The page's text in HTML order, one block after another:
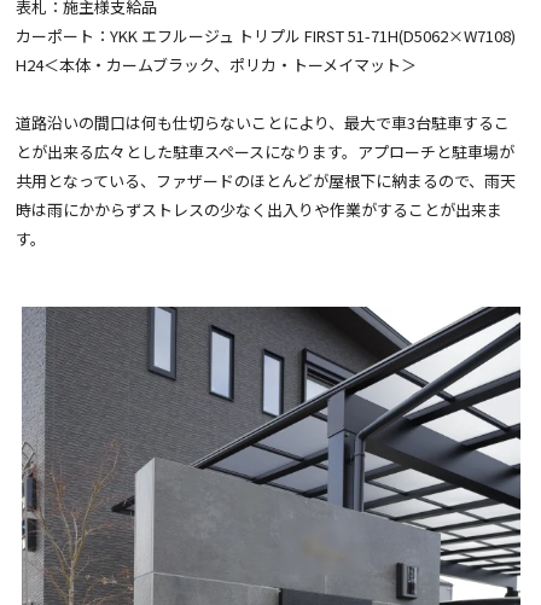
表札：施主様支給品
カーポート：YKK エフルージュ トリプル FIRST 51-71H(D5062×W7108)
H24＜本体・カームブラック、ポリカ・トーメイマット＞
道路沿いの間口は何も仕切らないことにより、最大で車3台駐車するこ
とが出来る広々とした駐車スペースになります。アプローチと駐車場が
共用となっている、ファザードのほとんどが屋根下に納まるので、雨天
時は雨にかからずストレスの少なく出入りや作業がすることが出来ま
す。